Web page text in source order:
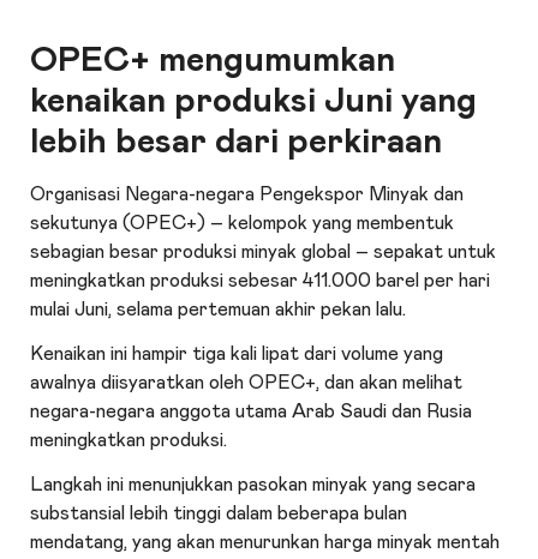
OPEC+ mengumumkan
kenaikan produksi Juni yang
lebih besar dari perkiraan
Organisasi Negara-negara Pengekspor Minyak dan
sekutunya (OPEC+) – kelompok yang membentuk
sebagian besar produksi minyak global – sepakat untuk
meningkatkan produksi sebesar 411.000 barel per hari
mulai Juni, selama pertemuan akhir pekan lalu.
Kenaikan ini hampir tiga kali lipat dari volume yang
awalnya diisyaratkan oleh OPEC+, dan akan melihat
negara-negara anggota utama Arab Saudi dan Rusia
meningkatkan produksi.
Langkah ini menunjukkan pasokan minyak yang secara
substansial lebih tinggi dalam beberapa bulan
mendatang, yang akan menurunkan harga minyak mentah